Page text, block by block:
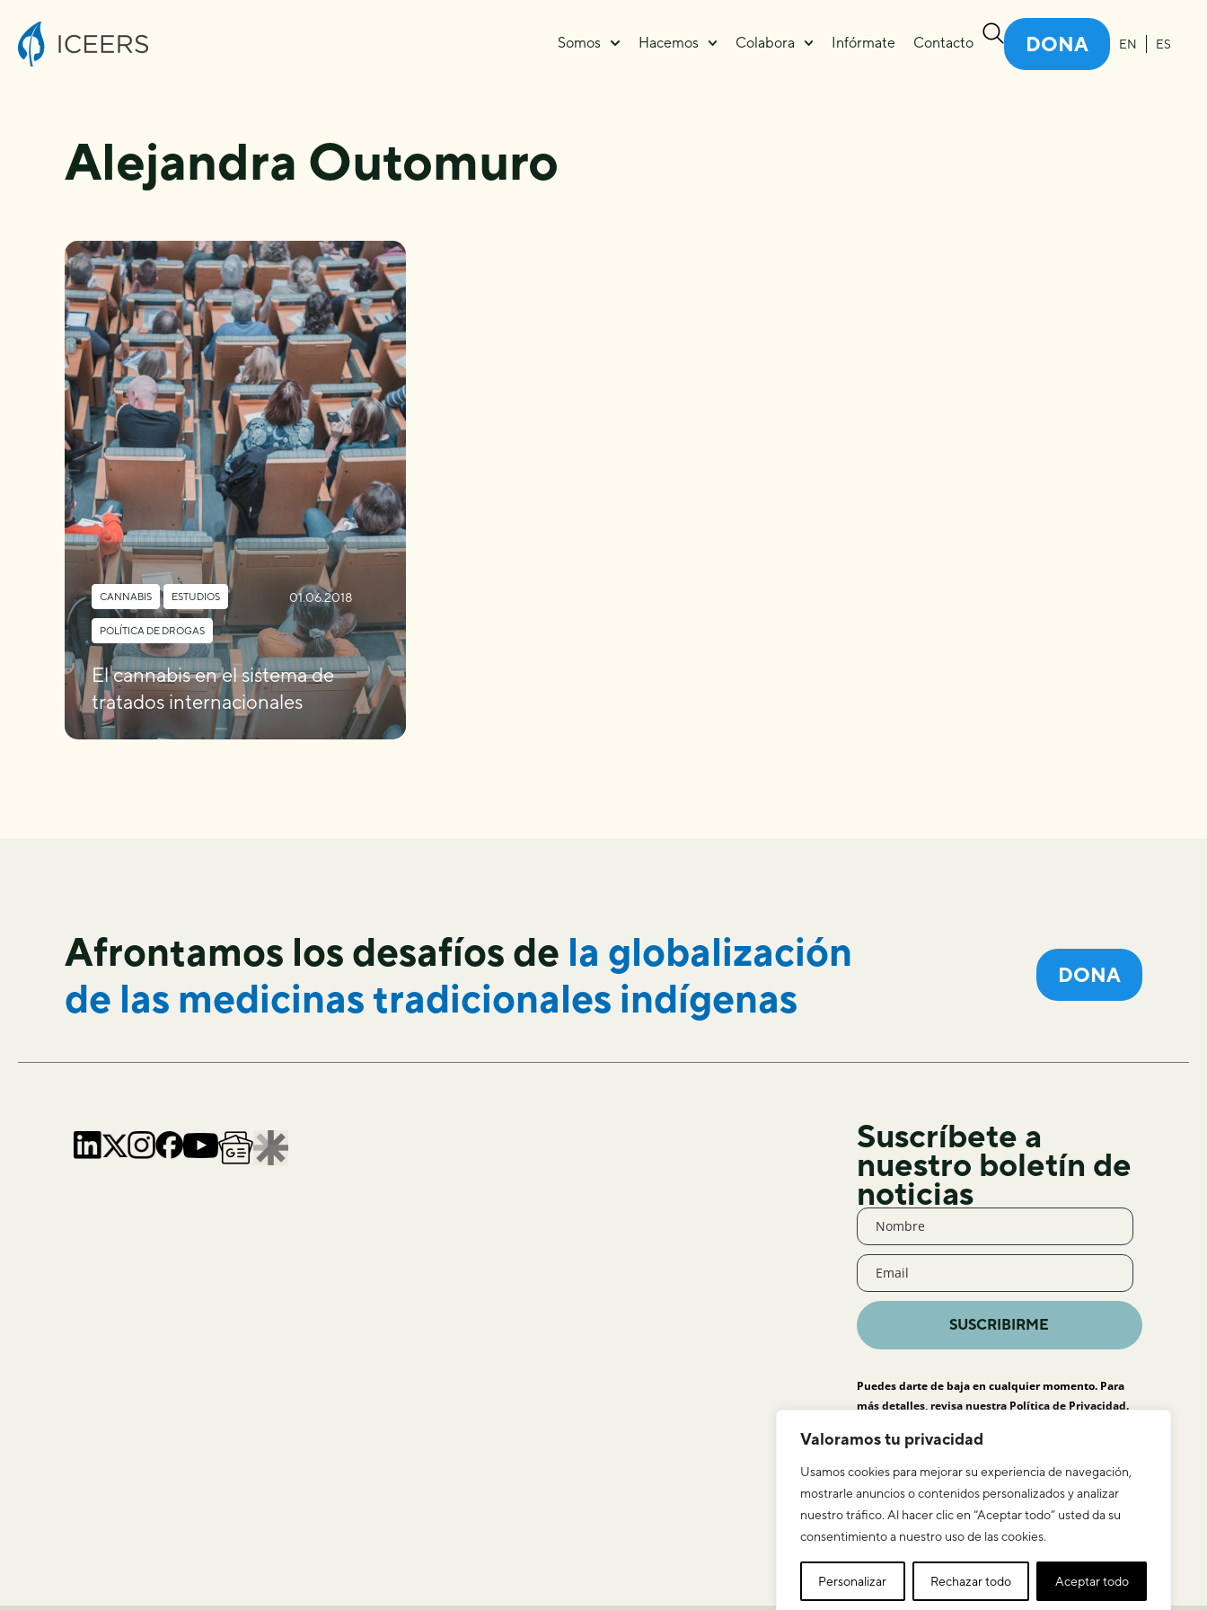
Valoramos tu privacidad
Usamos cookies para mejorar su experiencia de navegación,
mostrarle anuncios o contenidos personalizados y analizar
nuestro tráfico. Al hacer clic en “Aceptar todo” usted da su
consentimiento a nuestro uso de las cookies.
Personalizar Rechazar todo Aceptar todo
Somos Hacemos Colabora Infórmate Contacto DONA EN ES
Alejandra Outomuro
CANNABIS , ESTUDIOS ,
POLÍTICA DE DROGAS
01.06.2018
El cannabis en el sistema de
tratados internacionales
Afrontamos los desafíos de la globalización
de las medicinas tradicionales indígenas DONA
Suscríbete a
nuestro boletín de
noticias
SUSCRIBIRME
Puedes darte de baja en cualquier momento. Para
más detalles, revisa nuestra Política de Privacidad.